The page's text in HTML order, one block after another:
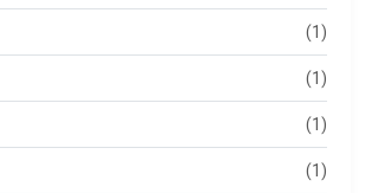
(1)
(1)
(1)
(1)